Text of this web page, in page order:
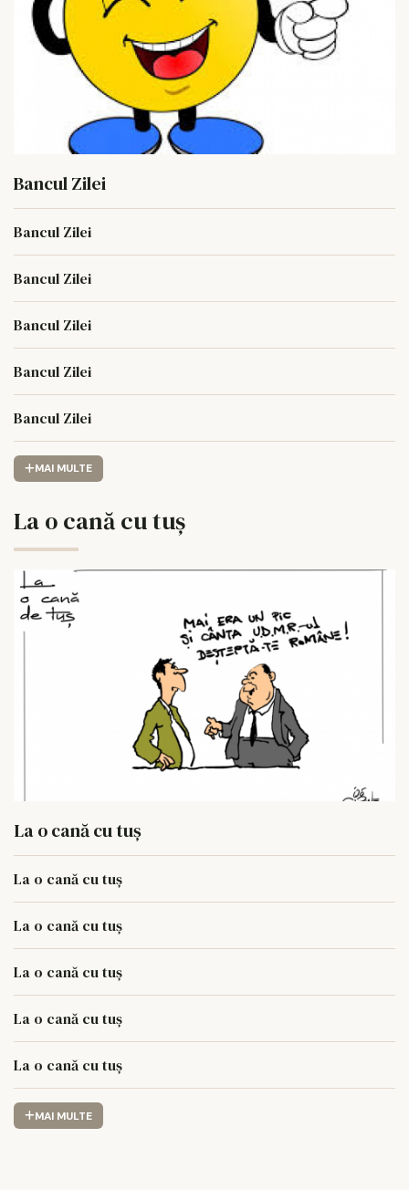
Bancul Zilei
Bancul Zilei
Bancul Zilei
Bancul Zilei
Bancul Zilei
Bancul Zilei
MAI MULTE
La o cană cu tuș
La o cană cu tuș
La o cană cu tuș
La o cană cu tuș
La o cană cu tuș
La o cană cu tuș
La o cană cu tuș
MAI MULTE